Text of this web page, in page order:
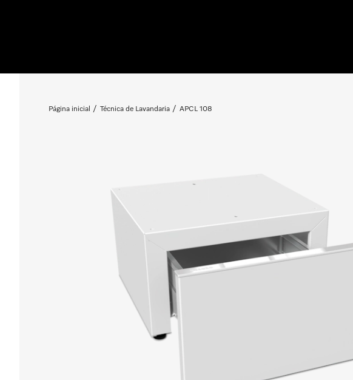
Página inicial Técnica de Lavandaria APCL 108